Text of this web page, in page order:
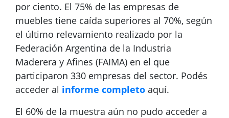
por ciento. El 75% de las empresas de
muebles tiene caída superiores al 70%, según
el último relevamiento realizado por la
Federación Argentina de la Industria
Maderera y Afines (FAIMA) en el que
participaron 330 empresas del sector. Podés
acceder al informe completo aquí.
El 60% de la muestra aún no pudo acceder a